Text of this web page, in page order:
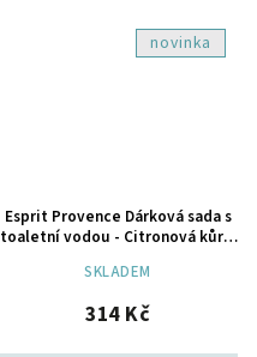
novinka
Esprit Provence Dárková sada s
toaletní vodou - Citronová kůra,
SKLADEM
314 Kč